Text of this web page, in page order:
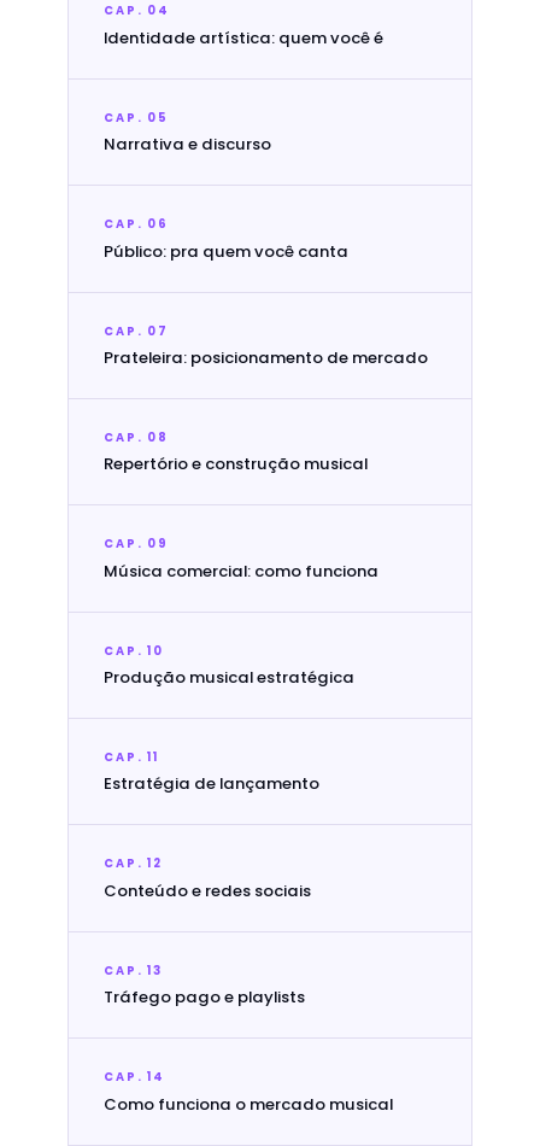
CAP. 04
Identidade artística: quem você é
CAP. 05
Narrativa e discurso
CAP. 06
Público: pra quem você canta
CAP. 07
Prateleira: posicionamento de mercado
CAP. 08
Repertório e construção musical
CAP. 09
Música comercial: como funciona
CAP. 10
Produção musical estratégica
CAP. 11
Estratégia de lançamento
CAP. 12
Conteúdo e redes sociais
CAP. 13
Tráfego pago e playlists
CAP. 14
Como funciona o mercado musical